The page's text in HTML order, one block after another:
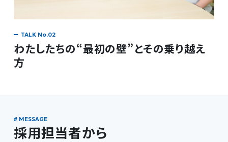
わたしたちの“最初の壁”とその乗り越え
方
採用担当者から